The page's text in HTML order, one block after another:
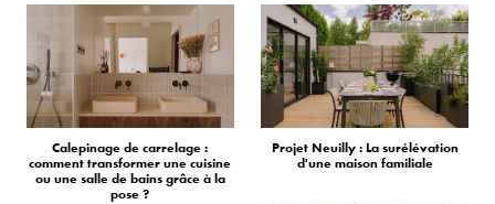
Calepinage de carrelage :
comment transformer une cuisine
ou une salle de bains grâce à la
pose ?
Projet Neuilly : La surélévation
d'une maison familiale